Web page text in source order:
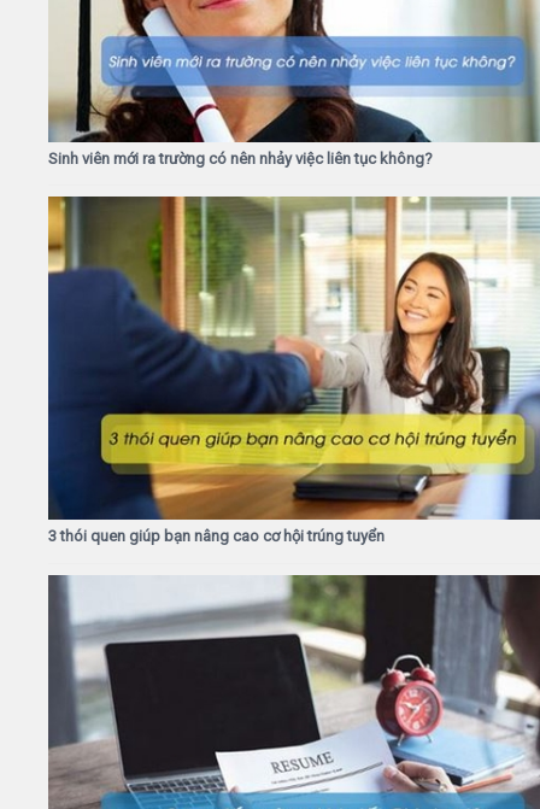
Sinh viên mới ra trường có nên nhảy việc liên tục không?
3 thói quen giúp bạn nâng cao cơ hội trúng tuyển